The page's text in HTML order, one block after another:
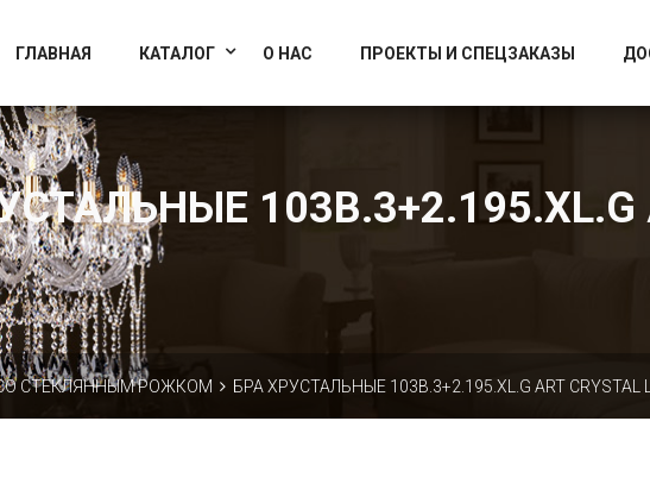
Art Crystal Light
ГЛАВНАЯ КАТАЛОГ О НАС ПРОЕКТЫ И СПЕЦЗАКАЗЫ
103B.3+2.195.XL.G
СТЕКЛЯННЫМ РОЖКОМ БРА ХРУСТАЛЬНЫЕ 103B.3+2.195.XL.G ART CRYSTAL